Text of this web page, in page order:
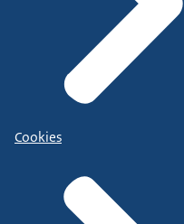
Cookies